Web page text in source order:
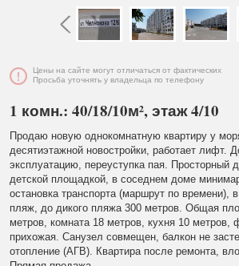
Цены на сайте могут отличаться от фактических
Просьба уточнять у владельца по телефону
1 комн.: 40/18/10м², этаж 4/10
Продаю новую однокомнатную квартиру у
десятиэтажной новостройки, работает лифт.
эксплуатацию, переуступка пая. Просторный
детской площадкой, в соседнем доме
остановка транспорта (маршрут по времени),
пляж, до дикого пляжа 300 метров. Общая
метров, комната 18 метров, кухня 10 метров,
прихожая. Санузел совмещен, балкон не
отопление (АГВ). Квартира после ремонта,